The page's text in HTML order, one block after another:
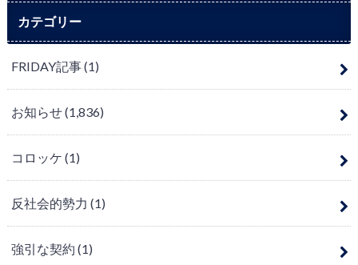
カテゴリー
FRIDAY記事(1)
お知らせ(1,836)
コロッケ (1)
反社会的勢力 (1)
強引な契約 (1)